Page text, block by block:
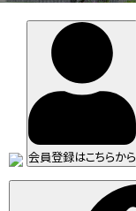
会員登録はこちらから